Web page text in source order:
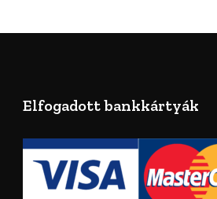
Elfogadott bankkártyák